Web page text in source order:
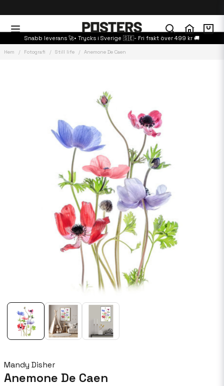
Snabb leverans 🚀• Trycks i Sverige 🇸🇪- Fri frakt över 499 kr 🚚
Hem Fotografi Still life Anemone De Caen
Mandy Disher
Anemone De Caen